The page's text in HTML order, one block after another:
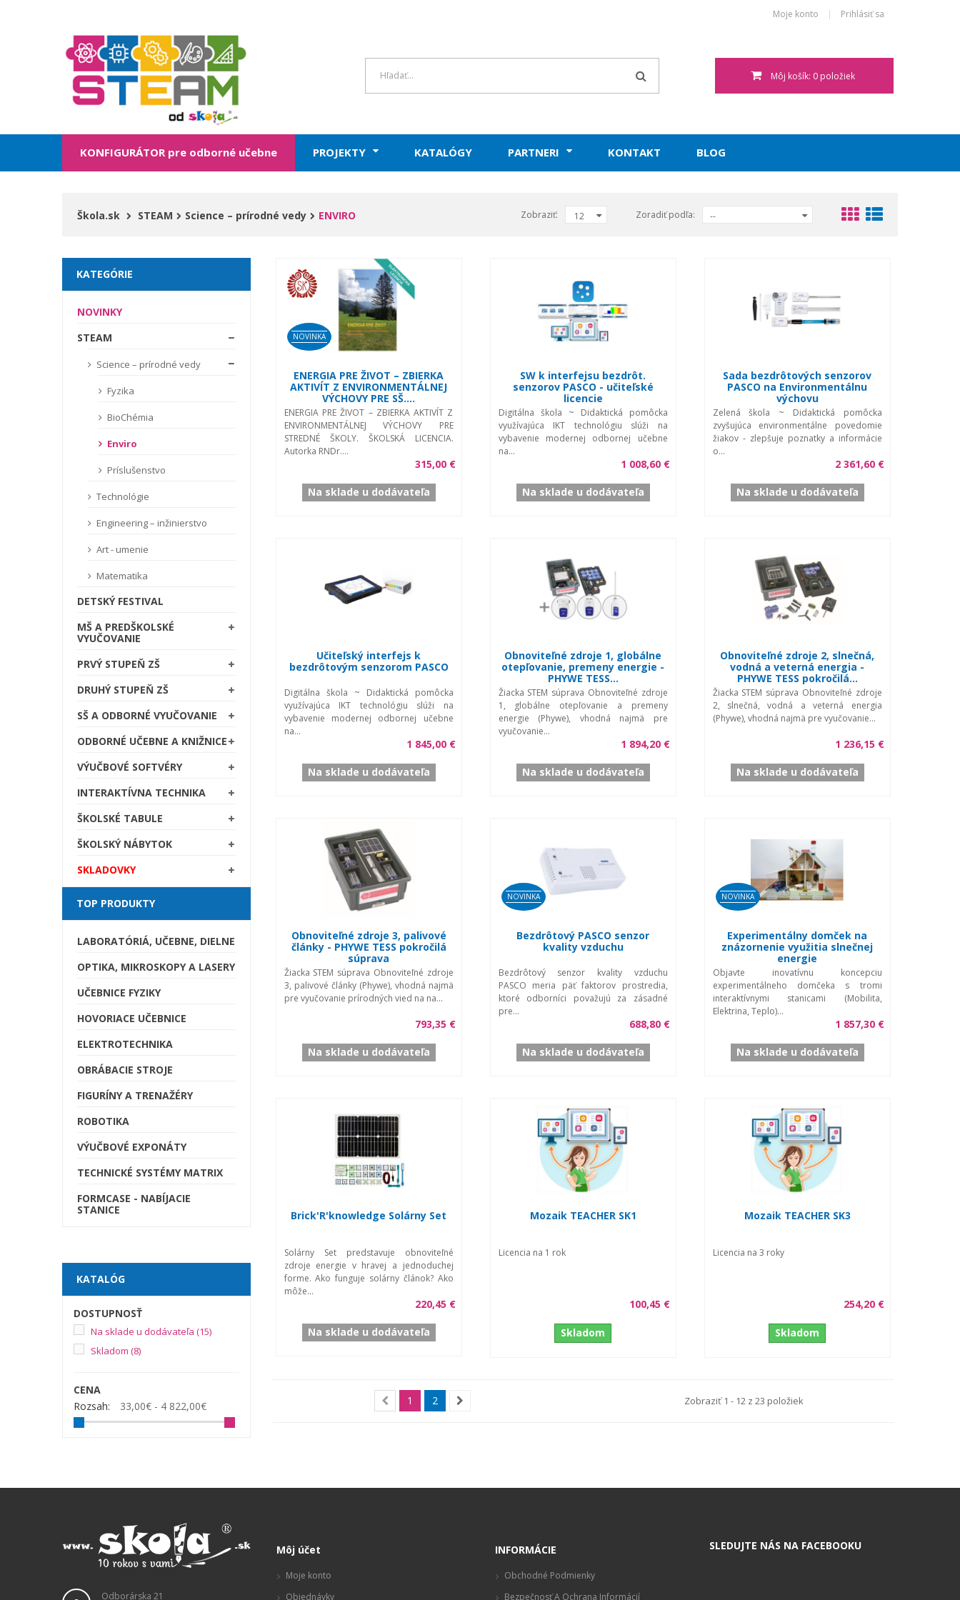
Moje konto Prihlásiť sa
Môj košík: 0 položiek
KONFIGURÁTOR pre odborné učebne PROJEKTY KATALÓGY PARTNERI KONTAKT BLOG
Škola.sk STEAM Science – prírodné vedy ENVIRO Zoradiť podľa: --
Zobraziť: 12
KATEGÓRIE
NOVINKY
STEAM
Science – prírodné vedy
Fyzika
BioChémia
Enviro
Príslušenstvo
Technológie
Engineering – inžinierstvo
Art - umenie
Matematika
DETSKÝ FESTIVAL
MŠ A PREDŠKOLSKÉ
VYUČOVANIE
PRVÝ STUPEŇ ZŠ
DRUHÝ STUPEŇ ZŠ
SŠ A ODBORNÉ VYUČOVANIE
ODBORNÉ UČEBNE A KNIŽNICE
VÝUČBOVÉ SOFTVÉRY
INTERAKTÍVNA TECHNIKA
ŠKOLSKÉ TABULE
ŠKOLSKÝ NÁBYTOK
SKLADOVKY
TOP PRODUKTY
LABORATÓRIÁ, UČEBNE, DIELNE
OPTIKA, MIKROSKOPY A LASERY
UČEBNICE FYZIKY
HOVORIACE UČEBNICE
ELEKTROTECHNIKA
OBRÁBACIE STROJE
FIGURÍNY A TRENAŽÉRY
ROBOTIKA
VÝUČBOVÉ EXPONÁTY
TECHNICKÉ SYSTÉMY MATRIX
FORMCASE - NABÍJACIE
STANICE
KATALÓG
DOSTUPNOSŤ
Na sklade u dodávateľa (15)
Skladom (8)
CENA
Rozsah:
33,00€ - 4 822,00€
NOVINKA
ENERGIA PRE ŽIVOT – ZBIERKA
AKTIVÍT Z ENVIRONMENTÁLNEJ
VÝCHOVY PRE SŠ....
ENERGIA PRE ŽIVOT – ZBIERKA AKTIVÍT Z
ENVIRONMENTÁLNEJ VÝCHOVY PRE
STREDNÉ ŠKOLY. ŠKOLSKÁ LICENCIA.
Autorka RNDr....
315,00 €
Na sklade u dodávateľa
SW k interfejsu bezdrôt.
senzorov PASCO - učiteľské
licencie
Digitálna škola ~ Didaktická pomôcka
využívajúca IKT technológiu slúži na
vybavenie modernej odbornej učebne
na...
1 008,60 €
Na sklade u dodávateľa
Sada bezdrôtových senzorov
PASCO na Environmentálnu
výchovu
Zelená škola ~ Didaktická pomôcka
zvyšujúca environmentálne povedomie
žiakov - zlepšuje poznatky a informácie
o...
2 361,60 €
Na sklade u dodávateľa
Učiteľský interfejs k
bezdrôtovým senzorom PASCO
Digitálna škola ~ Didaktická pomôcka
využívajúca IKT technológiu slúži na
vybavenie modernej odbornej učebne
na...
1 845,00 €
Na sklade u dodávateľa
Obnoviteľné zdroje 1, globálne
otepľovanie, premeny energie -
PHYWE TESS...
Žiacka STEM súprava Obnoviteľné zdroje
1, globálne otepľovanie a premeny
energie (Phywe), vhodná najmä pre
vyučovanie...
1 894,20 €
Na sklade u dodávateľa
Obnoviteľné zdroje 2, slnečná,
vodná a veterná energia -
PHYWE TESS pokročilá...
Žiacka STEM súprava Obnoviteľné zdroje
2, slnečná, vodná a veterná energia
(Phywe), vhodná najmä pre vyučovanie...
1 236,15 €
Na sklade u dodávateľa
Obnoviteľné zdroje 3, palivové
články - PHYWE TESS pokročilá
súprava
Žiacka STEM súprava Obnoviteľné zdroje
3, palivové články (Phywe), vhodná najmä
pre vyučovanie prírodných vied na na...
793,35 €
Na sklade u dodávateľa
NOVINKA
Bezdrôtový PASCO senzor
kvality vzduchu
Bezdrôtový senzor kvality vzduchu
PASCO meria päť faktorov prostredia,
ktoré odborníci považujú za zásadné
pre...
688,80 €
Na sklade u dodávateľa
NOVINKA
Experimentálny domček na
znázornenie využitia slnečnej
energie
Objavte inovatívnu koncepciu
experimentálneho domčeka s tromi
interaktívnymi stanicami (Mobilita,
Elektrina, Teplo)...
1 857,30 €
Na sklade u dodávateľa
Brick'R'knowledge Solárny Set
Solárny Set predstavuje obnoviteľné
zdroje energie v hravej a jednoduchej
forme. Ako funguje solárny článok? Ako
môže...
220,45 €
Na sklade u dodávateľa
Mozaik TEACHER SK1
Licencia na 1 rok
100,45 €
Skladom
Mozaik TEACHER SK3
Licencia na 3 roky
254,20 €
Skladom
1 2 Zobraziť 1 - 12 z 23 položiek
Odborárska 21
Môj účet
Moje konto
Objednávky
INFORMÁCIE
Obchodné Podmienky
Bezpečnosť A Ochrana Informácií
SLEDUJTE NÁS NA FACEBOOKU